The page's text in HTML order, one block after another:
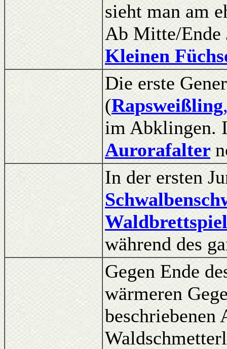
sieht man am
Ab Mitte/Ende
Kleinen
Die erste
(Rapsweißling
im Abklingen.
Aurorafalter
In der ersten
Waldbrettspiel
während des
Gegen Ende
wärmeren
beschriebenen